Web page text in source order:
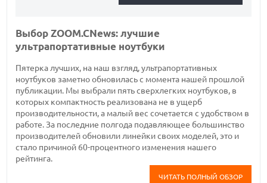
Выбор ZOOM.CNews: лучшие
ультрапортативные ноутбуки
Пятерка лучших, на наш взгляд, ультрапортативных
ноутбуков заметно обновилась с момента нашей прошлой
публикации. Мы выбрали пять сверхлегких ноутбуков, в
которых компактность реализована не в ущерб
производительности, а малый вес сочетается с удобством в
работе. За последние полгода подавляющее большинство
производителей обновили линейки своих моделей, это и
стало причиной 60-процентного изменения нашего
рейтинга.
ЧИТАТЬ ПОЛНЫЙ ОБЗОР